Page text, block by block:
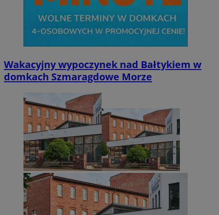
Wakacyjny wypoczynek nad Bałtykiem w
domkach Szmaragdowe Morze